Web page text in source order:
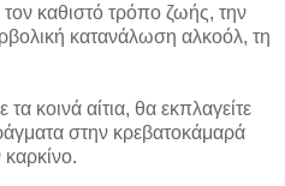
καθιστό τρόπο ζωής, την
κατανάλωση αλκοόλ, τη
κοινά αίτια, θα εκπλαγείτε
στην κρεβατοκάμαρά